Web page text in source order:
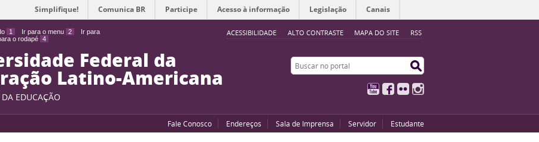
1 Ir para o menu 2
Ir para
o rodapé 4
ACESSIBILIDADE ALTO CONTRASTE MAPA DO SITE RSS
Simplifique! Comunica BR Participe Acesso à informação Legislação Canais
Federal da
Latino-Americana
EDUCAÇÃO
Buscar no portal
YouTubeFacebook
Flickr
Fale Conosco Endereços Sala de Imprensa Servidor Estudante